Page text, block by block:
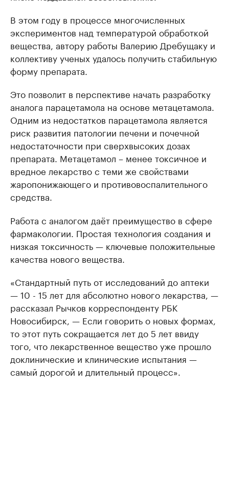
В этом году в процессе многочисленных
экспериментов над температурой обработкой
вещества, автору работы Валерию Дребущаку и
коллективу ученых удалось получить стабильную
форму препарата.
Это позволит в перспективе начать разработку
аналога парацетамола на основе метацетамола.
Одним из недостатков парацетамола является
риск развития патологии печени и почечной
недостаточности при сверхвысоких дозах
препарата. Метацетамол – менее токсичное и
вредное лекарство с теми же свойствами
жаропонижающего и противовоспалительного
средства.
Работа с аналогом даёт преимущество в сфере
фармакологии. Простая технология создания и
низкая токсичность — ключевые положительные
качества нового вещества.
«Стандартный путь от исследований до аптеки
—​ 10 - 15 лет для абсолютно нового лекарства, —
рассказал Рычков корреспонденту РБК
Новосибирск, — Если говорить о новых формах,
то этот путь сокращается лет до 5 лет ввиду
того, что лекарственное вещество уже прошло
доклинические и клинические испытания —
самый дорогой и длительный процесс».